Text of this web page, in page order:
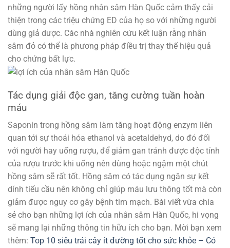
những người lấy hồng nhân sâm Hàn Quốc cảm thấy cải
thiện trong các triệu chứng ED của họ so với những người
dùng giả dược. Các nhà nghiên cứu kết luận rằng nhân
sâm đỏ có thể là phương pháp điều trị thay thế hiệu quả
cho chứng bất lực.
Tác dụng giải độc gan, tăng cường tuần hoàn
máu
Saponin trong hồng sâm làm tăng hoạt động enzym liên
quan tới sự thoái hóa ethanol và acetaldehyd, do đó đối
với người hay uống rượu, để giảm gan tránh được độc tính
của rượu trước khi uống nên dùng hoặc ngậm một chút
hồng sâm sẽ rất tốt. Hồng sâm có tác dụng ngăn sự kết
dính tiểu cầu nên không chỉ giúp máu lưu thông tốt mà còn
giảm được nguy cơ gây bệnh tim mạch. Bài viết vừa chia
sẻ cho bạn những lợi ích của nhân sâm Hàn Quốc, hi vọng
sẽ mang lại những thông tin hữu ích cho bạn. Mời bạn xem
thêm: Top 10 siêu trái cây ít đường tốt cho sức khỏe – Có